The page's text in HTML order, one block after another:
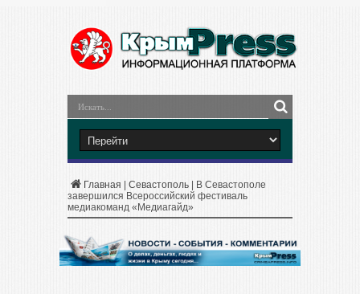
Главная Севастополь
В Севастополе
завершился Всероссийский фестиваль
медиакоманд «Медиагайд»